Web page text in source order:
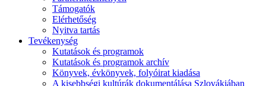
Támogatók
Elérhetőség
Nyitva tartás
Tevékenység
Kutatások és programok
Kutatások és programok archív
Könyvek, évkönyvek, folyóirat kiadása
A kisebbségi kultúrák dokumentálása Szlovákiában